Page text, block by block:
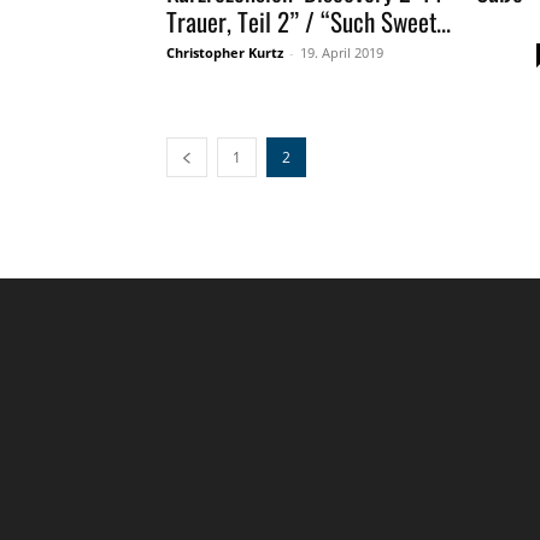
Trauer, Teil 2” / “Such Sweet...
Christopher Kurtz - 19. April 2019
1 2